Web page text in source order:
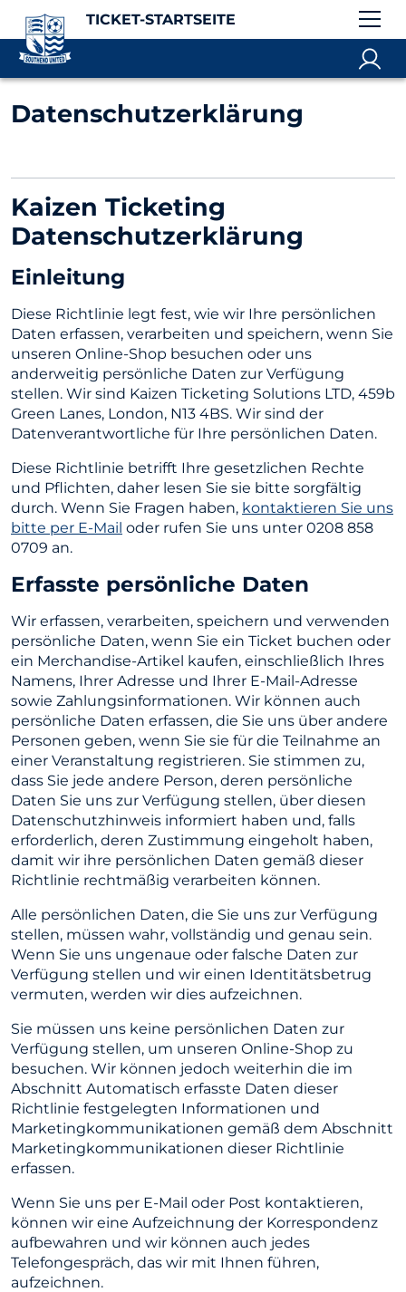
TICKET-STARTSEITE
Datenschutzerklärung
Kaizen Ticketing
Datenschutzerklärung
Einleitung
Diese Richtlinie legt fest, wie wir Ihre persönlichen
Daten erfassen, verarbeiten und speichern, wenn Sie
unseren Online-Shop besuchen oder uns
anderweitig persönliche Daten zur Verfügung
stellen. Wir sind Kaizen Ticketing Solutions LTD, 459b
Green Lanes, London, N13 4BS. Wir sind der
Datenverantwortliche für Ihre persönlichen Daten.
Diese Richtlinie betrifft Ihre gesetzlichen Rechte
und Pflichten, daher lesen Sie sie bitte sorgfältig
durch. Wenn Sie Fragen haben, kontaktieren Sie uns
bitte per E-Mail oder rufen Sie uns unter 0208 858
0709 an.
Erfasste persönliche Daten
Wir erfassen, verarbeiten, speichern und verwenden
persönliche Daten, wenn Sie ein Ticket buchen oder
ein Merchandise-Artikel kaufen, einschließlich Ihres
Namens, Ihrer Adresse und Ihrer E-Mail-Adresse
sowie Zahlungsinformationen. Wir können auch
persönliche Daten erfassen, die Sie uns über andere
Personen geben, wenn Sie sie für die Teilnahme an
einer Veranstaltung registrieren. Sie stimmen zu,
dass Sie jede andere Person, deren persönliche
Daten Sie uns zur Verfügung stellen, über diesen
Datenschutzhinweis informiert haben und, falls
erforderlich, deren Zustimmung eingeholt haben,
damit wir ihre persönlichen Daten gemäß dieser
Richtlinie rechtmäßig verarbeiten können.
Alle persönlichen Daten, die Sie uns zur Verfügung
stellen, müssen wahr, vollständig und genau sein.
Wenn Sie uns ungenaue oder falsche Daten zur
Verfügung stellen und wir einen Identitätsbetrug
vermuten, werden wir dies aufzeichnen.
Sie müssen uns keine persönlichen Daten zur
Verfügung stellen, um unseren Online-Shop zu
besuchen. Wir können jedoch weiterhin die im
Abschnitt Automatisch erfasste Daten dieser
Richtlinie festgelegten Informationen und
Marketingkommunikationen gemäß dem Abschnitt
Marketingkommunikationen dieser Richtlinie
erfassen.
Wenn Sie uns per E-Mail oder Post kontaktieren,
können wir eine Aufzeichnung der Korrespondenz
aufbewahren und wir können auch jedes
Telefongespräch, das wir mit Ihnen führen,
aufzeichnen.